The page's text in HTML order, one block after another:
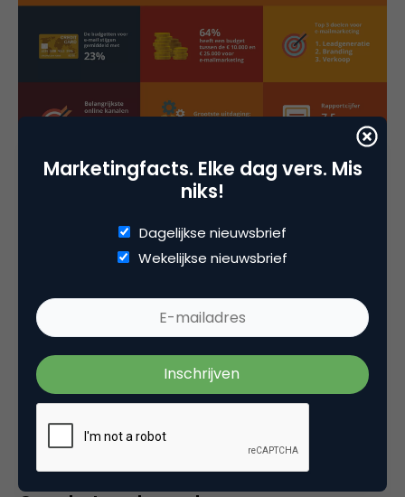
Marketingfacts. Elke dag vers. Mis
niks!
Dagelijkse nieuwsbrief
Wekelijkse nieuwsbrief